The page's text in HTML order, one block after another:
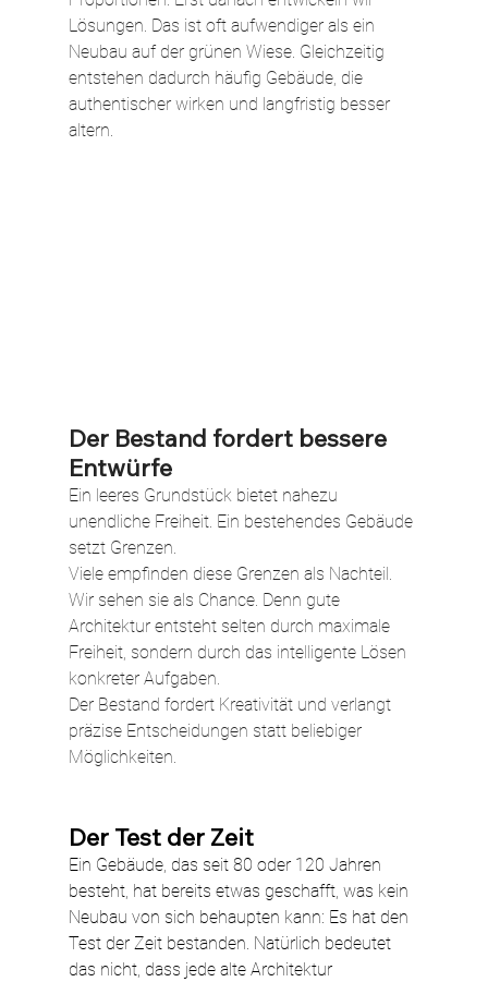
Lösungen. Das ist oft aufwendiger als ein
Neubau auf der grünen Wiese. Gleichzeitig
entstehen dadurch häufig Gebäude, die
authentischer wirken und langfristig besser
altern.
Der Bestand fordert bessere
Entwürfe
Ein leeres Grundstück bietet nahezu
unendliche Freiheit. Ein bestehendes Gebäude
setzt Grenzen.
Viele empfinden diese Grenzen als Nachteil.
Wir sehen sie als Chance. Denn gute
Architektur entsteht selten durch maximale
Freiheit, sondern durch das intelligente Lösen
konkreter Aufgaben.
Der Bestand fordert Kreativität und verlangt
präzise Entscheidungen statt beliebiger
Möglichkeiten.
Der Test der Zeit
Ein Gebäude, das seit 80 oder 120 Jahren
besteht, hat bereits etwas geschafft, was kein
Neubau von sich behaupten kann: Es hat den
Test der Zeit bestanden. Natürlich bedeutet
das nicht, dass jede alte Architektur